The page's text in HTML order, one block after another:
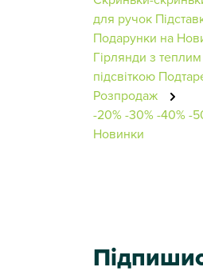
для ручок
Подарунки на
Гірлянди з теплим
підсвіткою
Розпродаж
-20%-30%-40%-
Новинки